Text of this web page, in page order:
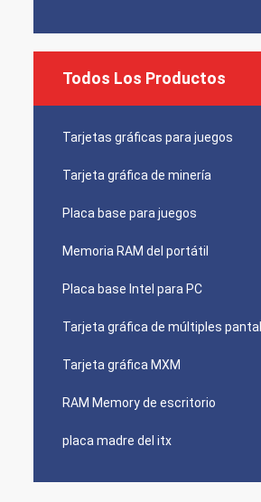
Todos Los Productos
Tarjetas gráficas para juegos
Tarjeta gráfica de minería
Placa base para juegos
Memoria RAM del portátil
Placa base Intel para PC
Tarjeta gráfica de múltiples
Tarjeta gráfica MXM
RAM Memory de escritorio
placa madre del itx